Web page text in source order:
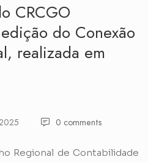
CRCGO
do Conexão
realizada em
0 comments
Regional de Contabilidade